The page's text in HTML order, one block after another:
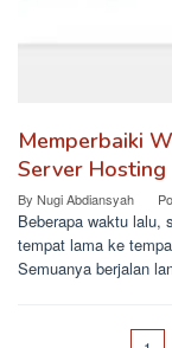
Memperbaiki
Server Hosting
By Nugi Abdiansyah
Beberapa waktu lalu,
tempat lama ke
Semuanya berjalan